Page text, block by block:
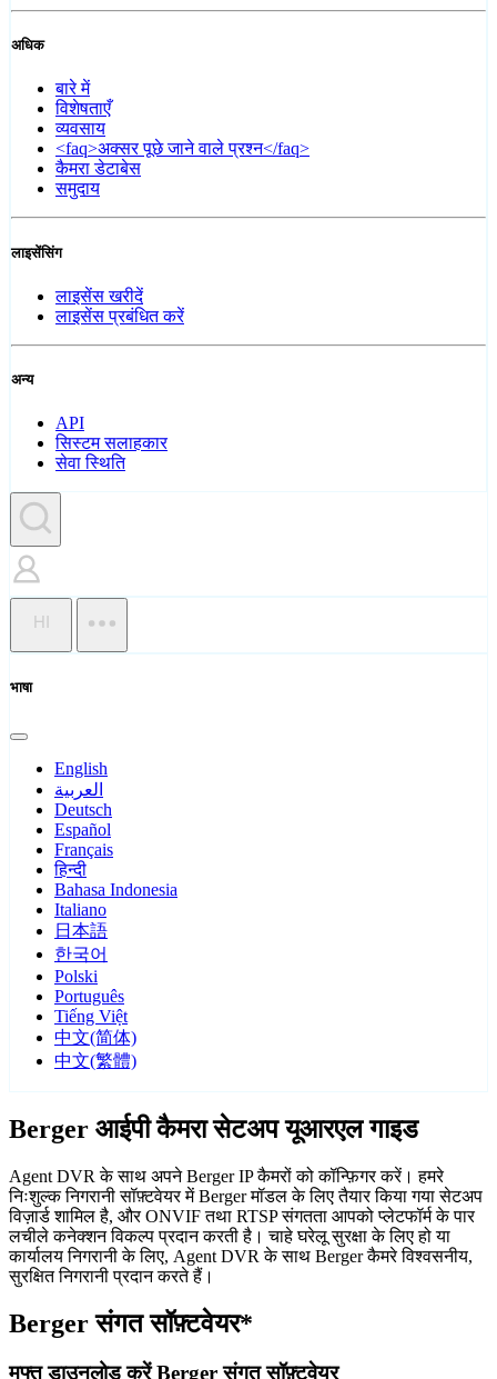
अधिक
बारे में
विशेषताएँ
व्यवसाय
<faq>अक्सर पूछे जाने वाले प्रश्न</faq>
कैमरा डेटाबेस
समुदाय
लाइसेंसिंग
लाइसेंस खरीदें
लाइसेंस प्रबंधित करें
अन्य
API
सिस्टम सलाहकार
सेवा स्थिति
HI
भाषा
English
العربية
Deutsch
Español
Français
हिन्दी
Bahasa Indonesia
Italiano
日本語
한국어
Polski
Português
Tiếng Việt
中文(简体)
中文(繁體)
Berger आईपी कैमरा सेटअप यूआरएल गाइड
Agent DVR के साथ अपने Berger IP कैमरों को कॉन्फ़िगर करें। हमरे
निःशुल्क निगरानी सॉफ़्टवेयर में Berger मॉडल के लिए तैयार किया गया सेटअप
विज़ार्ड शामिल है, और ONVIF तथा RTSP संगतता आपको प्लेटफॉर्म के पार
लचीले कनेक्शन विकल्प प्रदान करती है। चाहे घरेलू सुरक्षा के लिए हो या
कार्यालय निगरानी के लिए, Agent DVR के साथ Berger कैमरे विश्वसनीय,
सुरक्षित निगरानी प्रदान करते हैं।
Berger संगत सॉफ़्टवेयर*
मुफ्त डाउनलोड करें Berger संगत सॉफ़्टवेयर